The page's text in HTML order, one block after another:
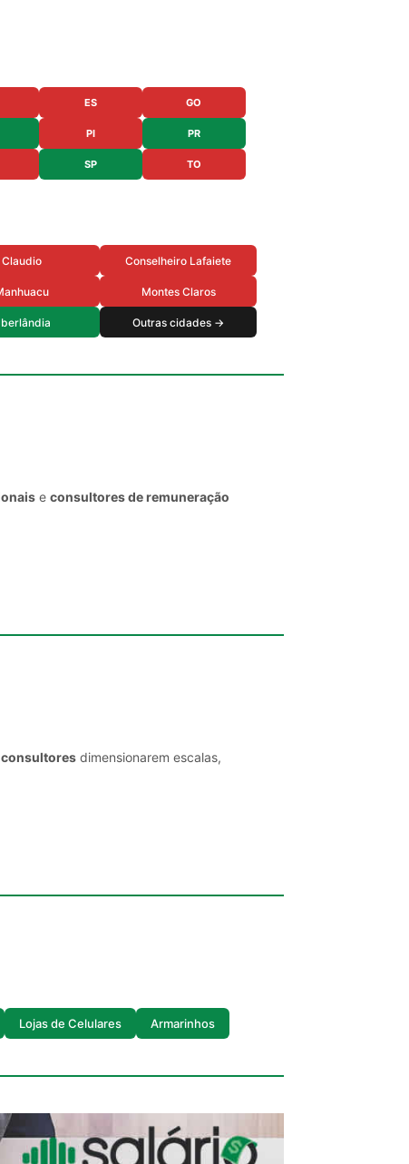
ES GO
PI PR
SP TO
Claudio Conselheiro Lafaiete
Montes Claros
Outras cidades →
e consultores de remuneração
consultores dimensionarem escalas,
Lojas de Celulares Armarinhos